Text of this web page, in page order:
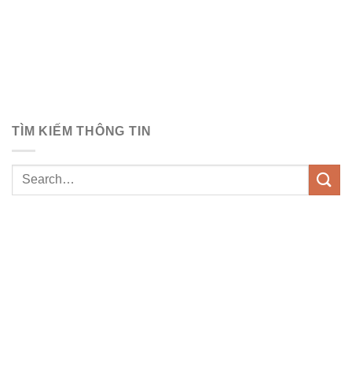
TÌM KIẾM THÔNG TIN